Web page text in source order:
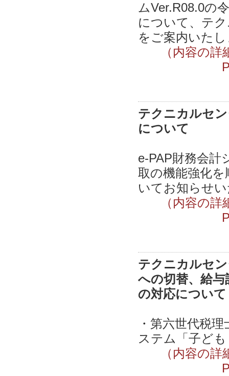
ムVer.R08.0の
について、テ
をご案内いた
（内容の
テクニカルセ
について
e-PAP財務会計
取の機能強化
いてお知らせ
（内容の
テクニカルセ
への切替、給
の対応について
・第六世代税
ステム「子ど
（内容の